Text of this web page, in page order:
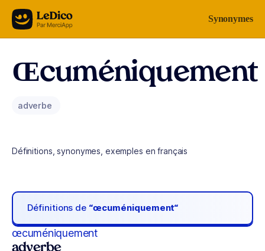
Aller au contenu Synonymes
Œcuméniquement
adverbe
Définitions, synonymes, exemples en français
Définitions de “œcuméniquement“
œcuméniquement
adverbe